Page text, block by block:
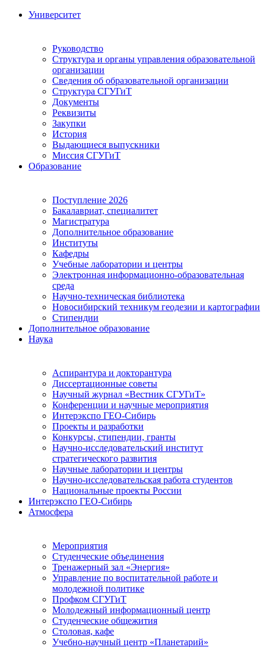
Университет
Руководство
Структура и органы управления образовательной
организации
Сведения об образовательной организации
Структура СГУГиТ
Документы
Реквизиты
Закупки
История
Выдающиеся выпускники
Миссия СГУГиТ
Образование
Поступление 2026
Бакалавриат, специалитет
Магистратура
Дополнительное образование
Институты
Кафедры
Учебные лаборатории и центры
Электронная информационно-образовательная
среда
Научно-техническая библиотека
Новосибирский техникум геодезии и картографии
Стипендии
Дополнительное образование
Наука
Аспирантура и докторантура
Диссертационные советы
Научный журнал «Вестник СГУГиТ»
Конференции и научные мероприятия
Интерэкспо ГЕО-Сибирь
Проекты и разработки
Конкурсы, стипендии, гранты
Научно-исследовательский институт
стратегического развития
Научные лаборатории и центры
Научно-исследовательская работа студентов
Национальные проекты России
Интерэкспо ГЕО-Сибирь
Атмосфера
Мероприятия
Студенческие объединения
Тренажерный зал «Энергия»
Управление по воспитательной работе и
молодежной политике
Профком СГУГиТ
Молодежный информационный центр
Студенческие общежития
Столовая, кафе
Учебно-научный центр «Планетарий»